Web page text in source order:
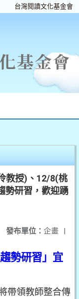
台灣閱讀文化基金會
教授)、12/8(桃
勢研習，歡迎踴
發布單位： 企畫 |
勢研習」宜
帶領教師整合傳